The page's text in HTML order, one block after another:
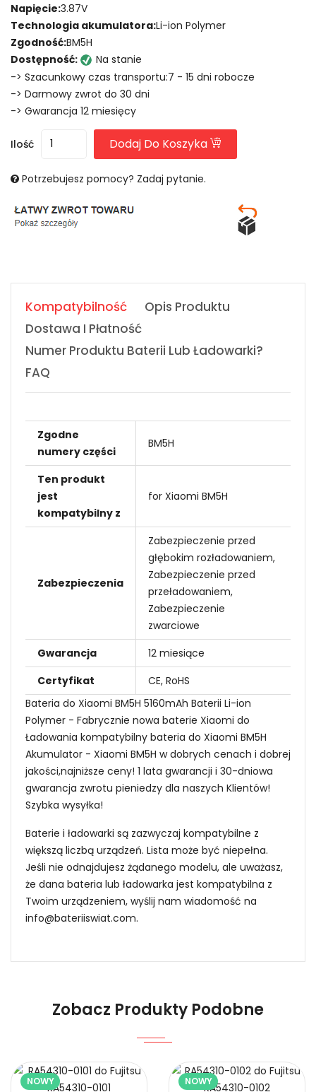
Napięcie:3.87V
Technologia akumulatora:Li-ion Polymer
Zgodność:BM5H
Dostępność:
Na stanie
-> Szacunkowy czas transportu:7 - 15 dni robocze
-> Darmowy zwrot do 30 dni
-> Gwarancja 12 miesięcy
Ilość Dodaj Do Koszyka
Potrzebujesz pomocy? Zadaj pytanie.
Kompatybilność
Opis Produktu
Dostawa I Płatność
Numer Produktu Baterii Lub Ładowarki?
FAQ
Zgodne
numery części
BM5H
Ten produkt
jest
kompatybilny z
for Xiaomi BM5H
Zabezpieczenia
Zabezpieczenie przed
głębokim rozładowaniem,
Zabezpieczenie przed
przeładowaniem,
Zabezpieczenie
zwarciowe
Gwarancja
12 miesiące
Certyfikat
CE, RoHS
Bateria do Xiaomi BM5H 5160mAh Baterii Li-ion
Polymer - Fabrycznie nowa baterie Xiaomi do
Ładowania kompatybilny bateria do Xiaomi BM5H
Akumulator - Xiaomi BM5H w dobrych cenach i dobrej
jakości,najniższe ceny! 1 lata gwarancji i 30-dniowa
gwarancja zwrotu pieniedzy dla naszych Klientów!
Szybka wysyłka!
Baterie i ładowarki są zazwyczaj kompatybilne z
większą liczbą urządzeń. Lista może być niepełna.
Jeśli nie odnajdujesz żądanego modelu, ale uważasz,
że dana bateria lub ładowarka jest kompatybilna z
Twoim urządzeniem, wyślij nam wiadomość na
info@bateriiswiat.com.
1.Model urządzenia
Zobacz Produkty Podobne
NOWY NOWY